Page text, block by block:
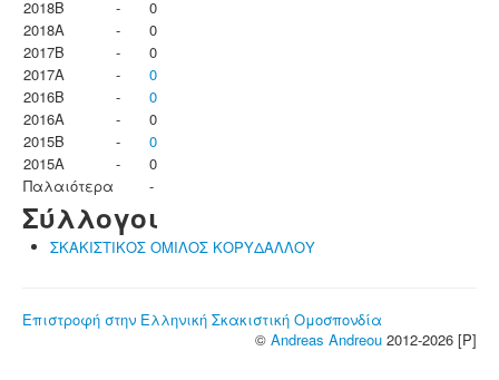
2018B
-
0
2018A
-
0
2017B
-
0
2017A
-
0
2016B
-
0
2016A
-
0
2015B
-
0
2015A
-
0
Παλαιότερα
-
Σύλλογοι
ΣΚΑΚΙΣΤΙΚΟΣ ΟΜΙΛΟΣ ΚΟΡΥΔΑΛΛΟΥ
Επιστροφή στην Ελληνική Σκακιστική Ομοσπονδία
© Andreas Andreou 2012-2026 [P]